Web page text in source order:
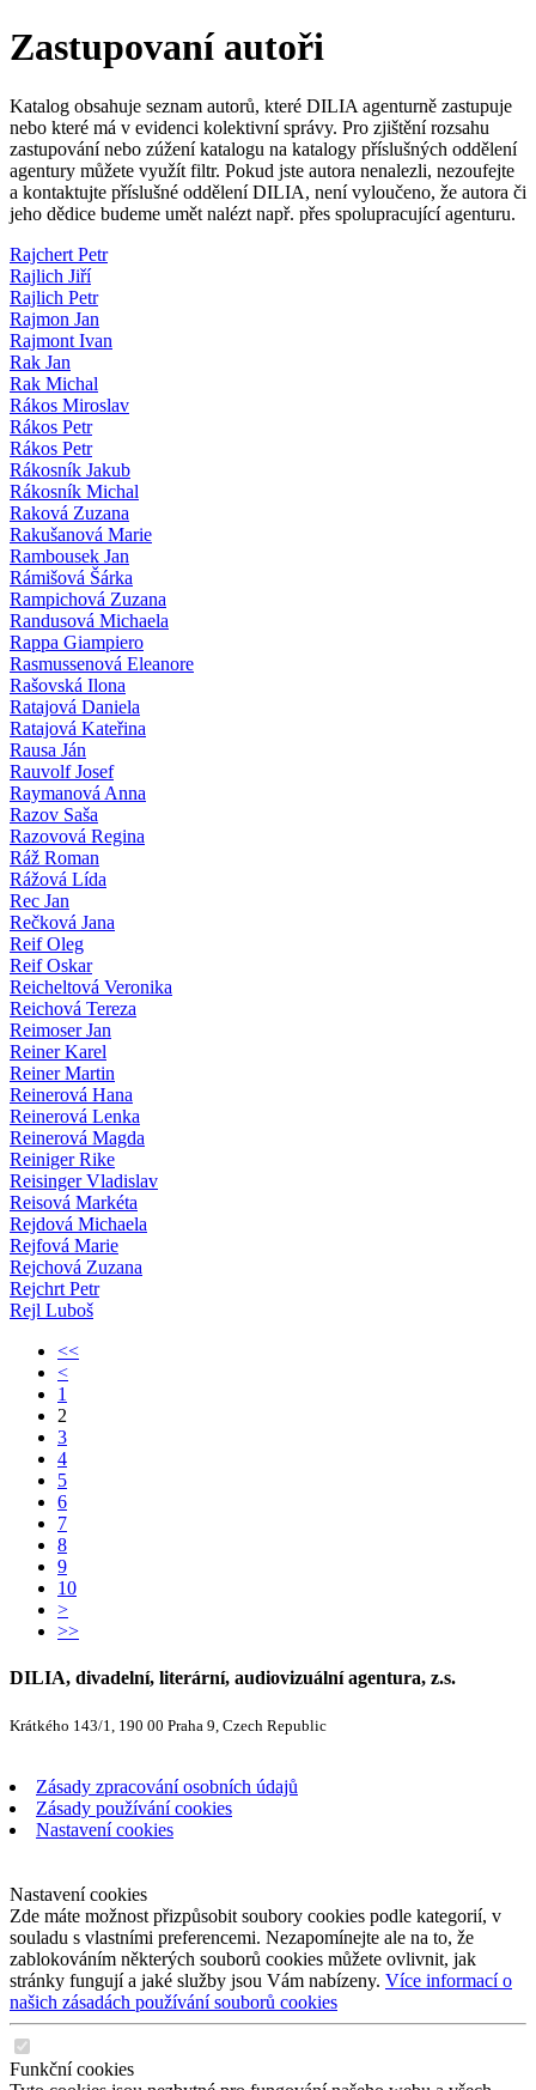
Zastupovaní autoři
Katalog obsahuje seznam autorů, které DILIA agenturně zastupuje
nebo které má v evidenci kolektivní správy. Pro zjištění rozsahu
zastupování nebo zúžení katalogu na katalogy příslušných oddělení
agentury můžete využít filtr. Pokud jste autora nenalezli, nezoufejte
a kontaktujte příslušné oddělení DILIA, není vyloučeno, že autora či
jeho dědice budeme umět nalézt např. přes spolupracující agenturu.
Rajchert Petr
Rajlich Jiří
Rajlich Petr
Rajmon Jan
Rajmont Ivan
Rak Jan
Rak Michal
Rákos Miroslav
Rákos Petr
Rákos Petr
Rákosník Jakub
Rákosník Michal
Raková Zuzana
Rakušanová Marie
Rambousek Jan
Rámišová Šárka
Rampichová Zuzana
Randusová Michaela
Rappa Giampiero
Rasmussenová Eleanore
Rašovská Ilona
Ratajová Daniela
Ratajová Kateřina
Rausa Ján
Rauvolf Josef
Raymanová Anna
Razov Saša
Razovová Regina
Ráž Roman
Rážová Lída
Rec Jan
Rečková Jana
Reif Oleg
Reif Oskar
Reicheltová Veronika
Reichová Tereza
Reimoser Jan
Reiner Karel
Reiner Martin
Reinerová Hana
Reinerová Lenka
Reinerová Magda
Reiniger Rike
Reisinger Vladislav
Reisová Markéta
Rejdová Michaela
Rejfová Marie
Rejchová Zuzana
Rejchrt Petr
Rejl Luboš
<<
<
1
2
3
4
5
6
7
8
9
10
>
>>
DILIA, divadelní, literární, audiovizuální agentura, z.s.
Krátkého 143/1, 190 00 Praha 9, Czech Republic
Zásady zpracování osobních údajů
Zásady používání cookies
Nastavení cookies
Nastavení cookies
Zde máte možnost přizpůsobit soubory cookies podle kategorií, v
souladu s vlastními preferencemi. Nezapomínejte ale na to, že
zablokováním některých souborů cookies můžete ovlivnit, jak
stránky fungují a jaké služby jsou Vám nabízeny. Více informací o
našich zásadách používání souborů cookies
Funkční cookies